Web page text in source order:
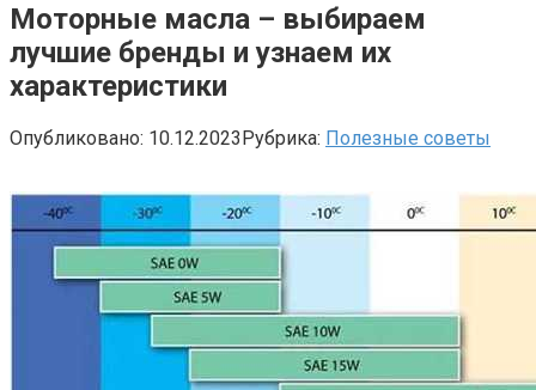
Моторные масла – выбираем
лучшие бренды и узнаем их
характеристики
Опубликовано: 10.12.2023Рубрика: Полезные советы